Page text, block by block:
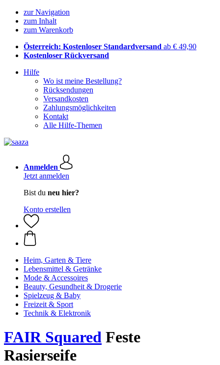
zur Navigation
zum Inhalt
zum Warenkorb
Österreich: Kostenloser Standardversand ab € 49,90
Kostenloser Rückversand
Hilfe
Wo ist meine Bestellung?
Rücksendungen
Versandkosten
Zahlungsmöglichkeiten
Kontakt
Alle Hilfe-Themen
Anmelden
Jetzt anmelden
Bist du neu hier?
Konto erstellen
Heim, Garten & Tiere
Lebensmittel & Getränke
Mode & Accessoires
Beauty, Gesundheit & Drogerie
Spielzeug & Baby
Freizeit & Sport
Technik & Elektronik
FAIR Squared Feste
Rasierseife